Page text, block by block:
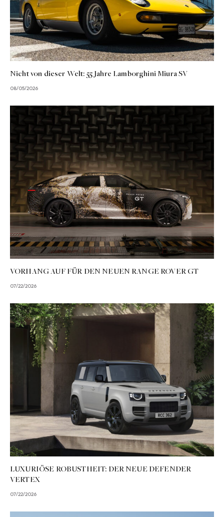
Nicht von dieser Welt: 55 Jahre Lamborghini Miura SV
08/05/2026
VORHANG AUF FÜR DEN NEUEN RANGE ROVER GT
07/22/2026
LUXURIÖSE ROBUSTHEIT: DER NEUE DEFENDER
VERTEX
07/22/2026